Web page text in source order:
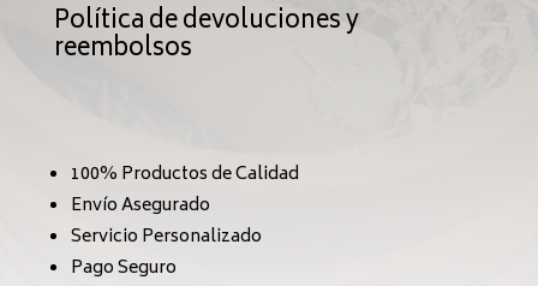
Política de devoluciones y
reembolsos
100% Productos de Calidad
Envío Asegurado
Servicio Personalizado
Pago Seguro